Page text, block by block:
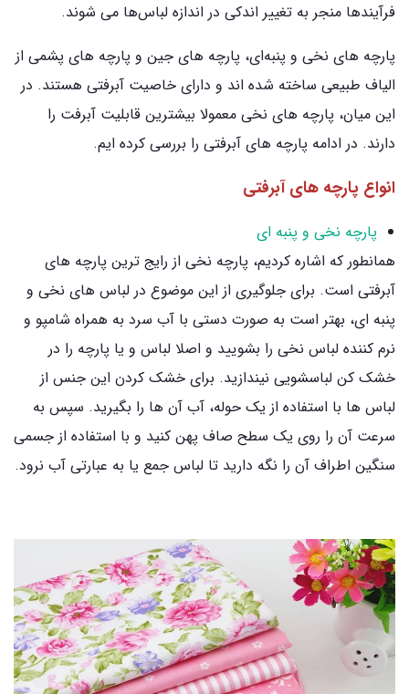
فرآیندها منجر به تغییر اندکی در اندازه لباس‌ها می ‌شوند.
پارچه ‌های نخی و پنبه‌ای، پارچه های جین و پارچه‌ های پشمی از
الیاف طبیعی ساخته شده ‌اند و دارای خاصیت آبرفتی هستند. در
این میان، پارچه ‌های نخی معمولا بیشترین قابلیت آبرفت را
دارند. در ادامه پارچه های آبرفتی را بررسی کرده ایم.
انواع پارچه های آبرفتی
پارچه نخی و پنبه ای
همانطور که اشاره کردیم، پارچه نخی از رایج ترین پارچه های
آبرفتی است. برای جلوگیری از این موضوع در لباس‌ های نخی و
پنبه ‌ای، بهتر است به صورت دستی با آب سرد به همراه شامپو و
نرم ‌کننده لباس نخی را بشویید و اصلا لباس و یا پارچه را در
خشک کن لباسشویی نیندازید. برای خشک کردن این جنس از
لباس ها با استفاده از یک حوله، آب آن ها را بگیرید. سپس به
سرعت آن را روی یک سطح صاف پهن کنید و با استفاده از جسمی
سنگین اطراف آن را نگه دارید تا لباس جمع یا به عبارتی آب نرود.